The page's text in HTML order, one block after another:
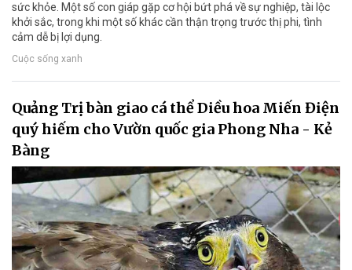
sức khỏe. Một số con giáp gặp cơ hội bứt phá về sự nghiệp, tài lộc
khởi sắc, trong khi một số khác cần thận trọng trước thị phi, tình
cảm dễ bị lợi dụng.
Cuộc sống xanh
Quảng Trị bàn giao cá thể Diều hoa Miến Điện
quý hiếm cho Vườn quốc gia Phong Nha - Kẻ
Bàng